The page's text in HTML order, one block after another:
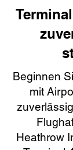
Beginnen
mit
Heathrow